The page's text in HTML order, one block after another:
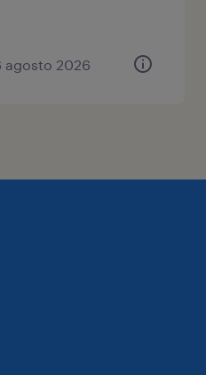
agosto 2026